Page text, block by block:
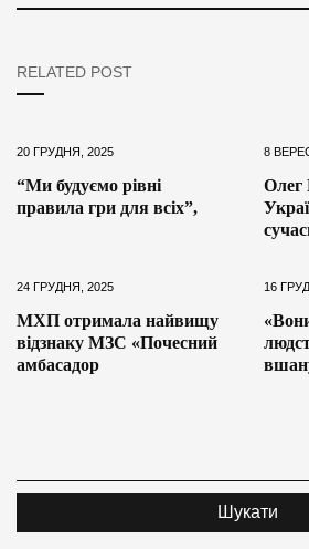
RELATED POST
20 ГРУДНЯ, 2025
“Ми будуємо рівні
правила гри для всіх”,
8
Олег
24 ГРУДНЯ, 2025
МХП отримала найвищу
відзнаку МЗС «Почесний
амбасадор
16